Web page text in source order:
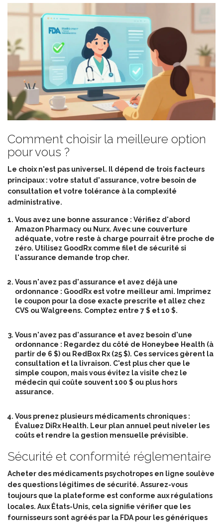
Comment choisir la meilleure option
pour vous ?
Le choix n'est pas universel. Il dépend de trois facteurs
principaux : votre statut d'assurance, votre besoin de
consultation et votre tolérance à la complexité
administrative.
Vous avez une bonne assurance : Vérifiez d'abord
Amazon Pharmacy ou Nurx. Avec une couverture
adéquate, votre reste à charge pourrait être proche de
zéro. Utilisez GoodRx comme filet de sécurité si
l'assurance demande trop cher.
Vous n'avez pas d'assurance et avez déjà une
ordonnance : GoodRx est votre meilleur ami. Imprimez
le coupon pour la dose exacte prescrite et allez chez
CVS ou Walgreens. Comptez entre 7 $ et 10 $.
Vous n'avez pas d'assurance et avez besoin d'une
ordonnance : Regardez du côté de Honeybee Health (à
partir de 6 $) ou RedBox Rx (25 $). Ces services gèrent la
consultation et la livraison. C'est plus cher que le
simple coupon, mais vous évitez la visite chez le
médecin qui coûte souvent 100 $ ou plus hors
assurance.
Vous prenez plusieurs médicaments chroniques :
Évaluez DiRx Health. Leur plan annuel peut niveler les
coûts et rendre la gestion mensuelle prévisible.
Sécurité et conformité réglementaire
Acheter des médicaments psychotropes en ligne soulève
des questions légitimes de sécurité. Assurez-vous
toujours que la plateforme est conforme aux régulations
locales. Aux États-Unis, cela signifie vérifier que les
fournisseurs sont agréés par la FDA pour les génériques